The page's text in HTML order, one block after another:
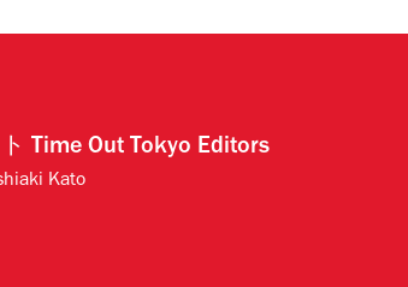
Time Out Tokyo Editors
Kato